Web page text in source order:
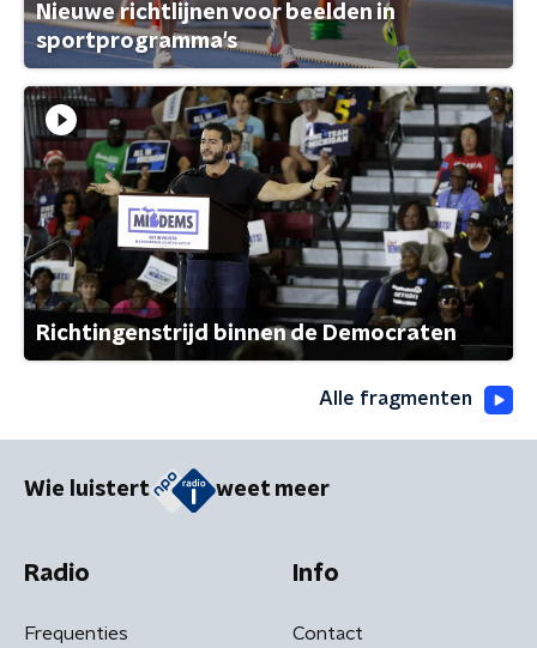
Nieuwe richtlijnen voor beelden in
sportprogramma's
Richtingenstrijd binnen de Democraten
Alle fragmenten
Wie luistert weet meer
Radio
Frequenties
Info
Contact